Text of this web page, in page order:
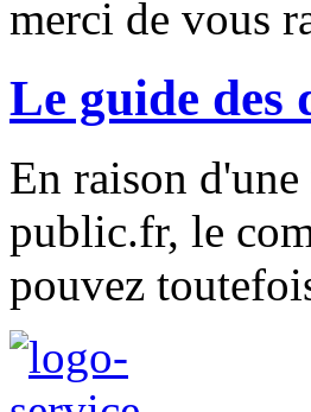
merci de vous
Le guide des
En raison
public.fr, le
pouvez